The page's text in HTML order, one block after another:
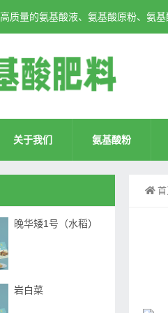
质量的氨基酸液、氨基酸原粉、氨
关于我们 氨基酸粉
晚华矮1号（水稻）
岩白菜